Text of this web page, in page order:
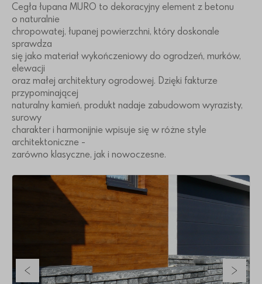
Cegła łupana MURO to dekoracyjny element z betonu
o naturalnie
chropowatej, łupanej powierzchni, który doskonale
sprawdza
się jako materiał wykończeniowy do ogrodzeń, murków,
elewacji
oraz małej architektury ogrodowej. Dzięki fakturze
przypominającej
naturalny kamień, produkt nadaje zabudowom wyrazisty,
surowy
charakter i harmonijnie wpisuje się w różne style
architektoniczne -
zarówno klasyczne, jak i nowoczesne.
Poprzedni slajd